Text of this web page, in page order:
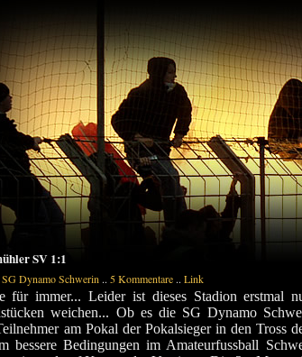
SV 1:1
SG Dynamo Schwerin .. 5 Kommentare .. Link
für immer... Leider ist dieses Stadion erstmal
weichen... Ob es die SG Dynamo
am Pokal der Pokalsieger in den
bessere Bedingungen im Amateurfussball